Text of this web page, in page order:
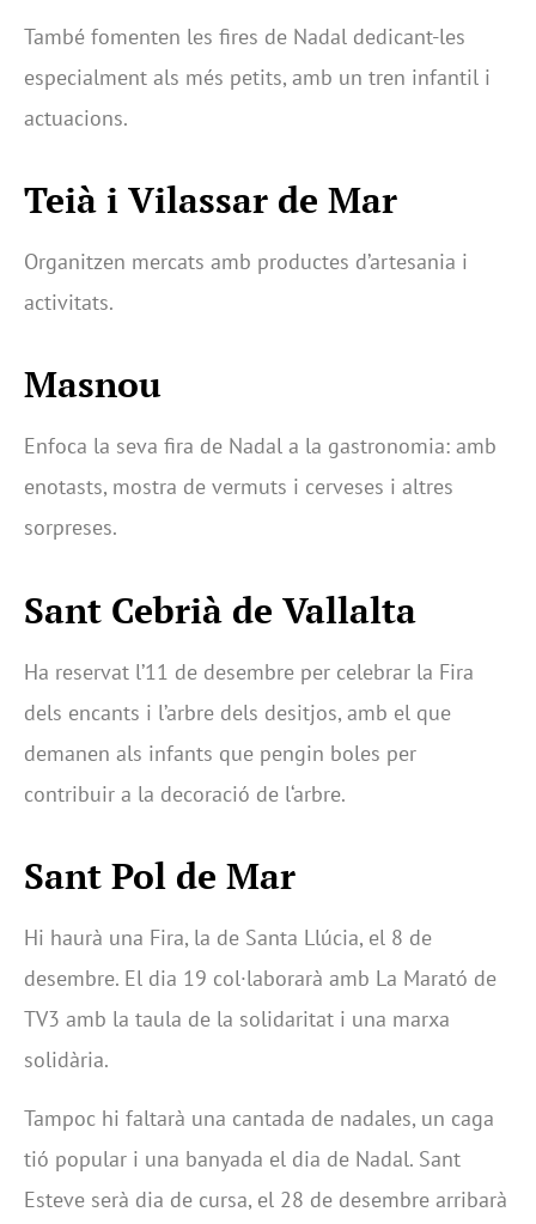
També fomenten les fires de Nadal dedicant-les
especialment als més petits, amb un tren infantil i
actuacions.
Teià i Vilassar de Mar
Organitzen mercats amb productes d’artesania i
activitats.
Masnou
Enfoca la seva fira de Nadal a la gastronomia: amb
enotasts, mostra de vermuts i cerveses i altres
sorpreses.
Sant Cebrià de Vallalta
Ha reservat l’11 de desembre per celebrar la Fira
dels encants i l’arbre dels desitjos, amb el que
demanen als infants que pengin boles per
contribuir a la decoració de l‘arbre.
Sant Pol de Mar
Hi haurà una Fira, la de Santa Llúcia, el 8 de
desembre. El dia 19 col·laborarà amb La Marató de
TV3 amb la taula de la solidaritat i una marxa
solidària.
Tampoc hi faltarà una cantada de nadales, un caga
tió popular i una banyada el dia de Nadal. Sant
Esteve serà dia de cursa, el 28 de desembre arribarà